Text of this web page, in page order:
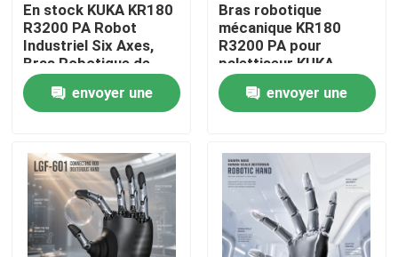
À la maison
Produits
Vidéos
À propos de nous
En stock KUKA KR180
R3200 PA Robot
Industriel Six Axes,
Bras Robotique de
Palettisation et
Manutention avec une
Portée de 3195mm
envoyer une
Bras robotique
mécanique KR180
R3200 PA pour
palettiseur KUKA
Robot, portée
maximale de 3195 mm
envoyer une